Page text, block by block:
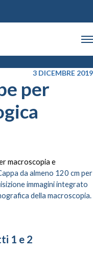
3 DICEMBRE 2019
per
macroscopia e
da almeno 120 cm per
immagini integrato
della macroscopia.
1 e 2